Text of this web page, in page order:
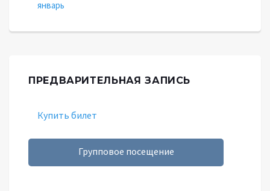
январь
ПРЕДВАРИТЕЛЬНАЯ ЗАПИСЬ
Купить билет
Групповое посещение